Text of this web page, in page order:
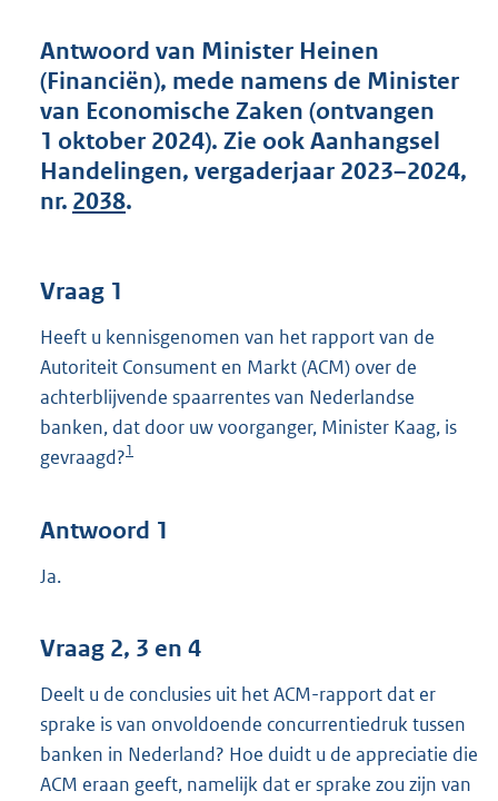
6
0
b
Antwoord van Minister Heinen
(Financiën), mede namens de Minister
van Economische Zaken (ontvangen
1 oktober 2024). Zie ook Aanhangsel
Handelingen, vergaderjaar 2023–2024,
nr. 2038.
Vraag 1
Heeft u kennisgenomen van het rapport van de
Autoriteit Consument en Markt (ACM) over de
achterblijvende spaarrentes van Nederlandse
banken, dat door uw voorganger, Minister Kaag, is
gevraagd?1
Antwoord 1
Ja.
Vraag 2, 3 en 4
Deelt u de conclusies uit het ACM-rapport dat er
sprake is van onvoldoende concurrentiedruk tussen
banken in Nederland? Hoe duidt u de appreciatie die
ACM eraan geeft, namelijk dat er sprake zou zijn van